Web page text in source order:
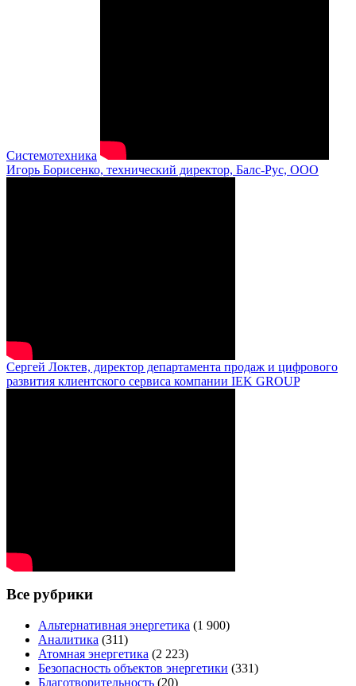
Системотехника
Игорь Борисенко, технический директор, Балс-Рус, ООО
Сергей Локтев, директор департамента продаж и цифрового
развития клиентского сервиса компании IEK GROUP
Все рубрики
Альтернативная энергетика (1 900)
Аналитика (311)
Атомная энергетика (2 223)
Безопасность объектов энергетики (331)
Благотворительность (20)